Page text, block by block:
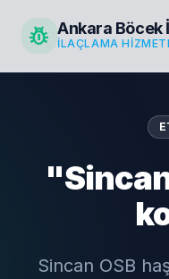
pest_control Ankara Böcek
İLAÇLAMA
Sincan OSB